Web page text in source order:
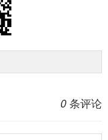
0 条评论